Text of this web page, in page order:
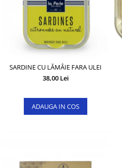
SARDINE CU LĂMÂIE FARA ULEI
38,00 Lei
ADAUGA IN COS